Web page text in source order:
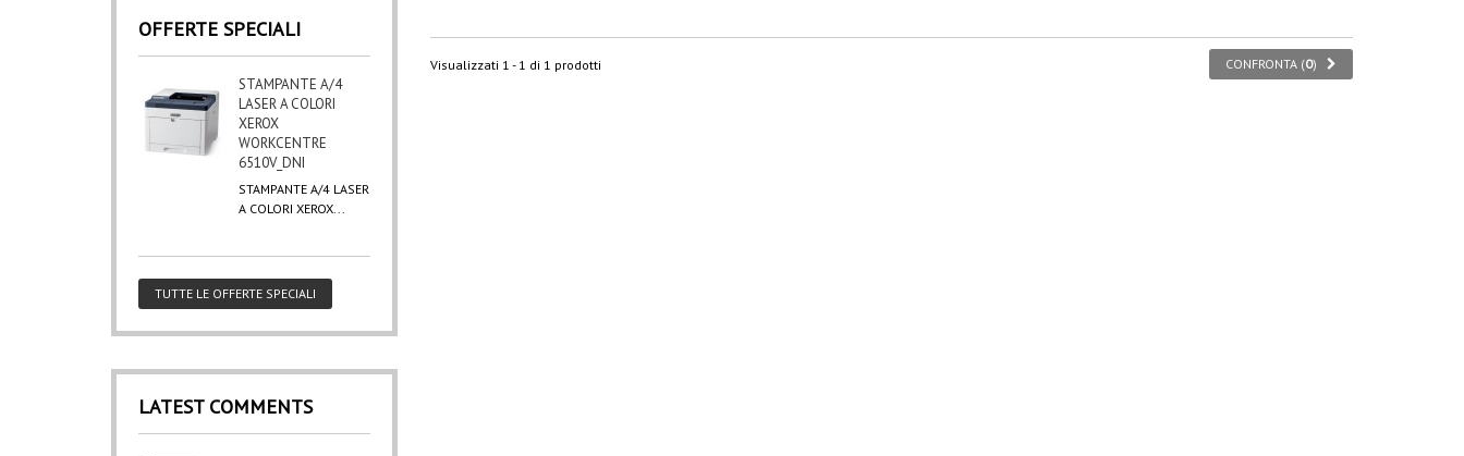
OFFERTE SPECIALI
STAMPANTE A/4
LASER A COLORI
XEROX
WORKCENTRE
6510V_DNI
STAMPANTE A/4 LASER
A COLORI XEROX...
TUTTE LE OFFERTE SPECIALI
LATEST COMMENTS
CONFRONTA (0)
Visualizzati 1 - 1 di 1 prodotti